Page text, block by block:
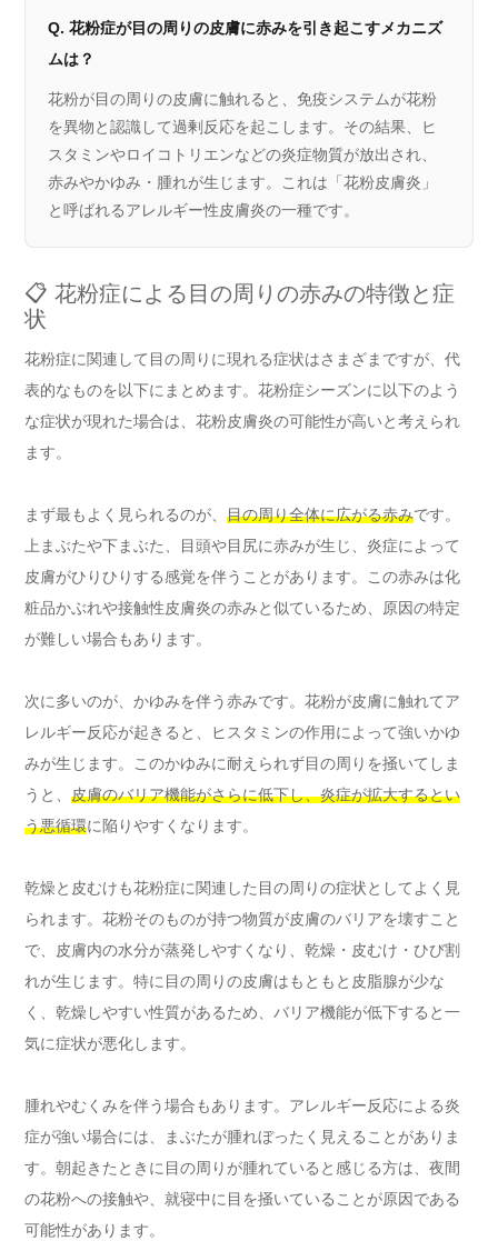
Q. 花粉症が目の周りの皮膚に赤みを引き起こすメカニズ
ムは？
花粉が目の周りの皮膚に触れると、免疫システムが花粉
を異物と認識して過剰反応を起こします。その結果、ヒ
スタミンやロイコトリエンなどの炎症物質が放出され、
赤みやかゆみ・腫れが生じます。これは「花粉皮膚炎」
と呼ばれるアレルギー性皮膚炎の一種です。
📋 花粉症による目の周りの赤みの特徴と症
状
花粉症に関連して目の周りに現れる症状はさまざまですが、代
表的なものを以下にまとめます。花粉症シーズンに以下のよう
な症状が現れた場合は、花粉皮膚炎の可能性が高いと考えられ
ます。
まず最もよく見られるのが、 目の周り全体に広がる赤みです。
上まぶたや下まぶた、目頭や目尻に赤みが生じ、炎症によって
皮膚がひりひりする感覚を伴うことがあります。この赤みは化
粧品かぶれや接触性皮膚炎の赤みと似ているため、原因の特定
が難しい場合もあります。
次に多いのが、かゆみを伴う赤みです。花粉が皮膚に触れてア
レルギー反応が起きると、ヒスタミンの作用によって強いかゆ
みが生じます。このかゆみに耐えられず目の周りを掻いてしま
うと、 皮膚のバリア機能がさらに低下し、炎症が拡大するとい
う悪循環に陥りやすくなります。
乾燥と皮むけも花粉症に関連した目の周りの症状としてよく見
られます。花粉そのものが持つ物質が皮膚のバリアを壊すこと
で、皮膚内の水分が蒸発しやすくなり、乾燥・皮むけ・ひび割
れが生じます。特に目の周りの皮膚はもともと皮脂腺が少な
く、乾燥しやすい性質があるため、バリア機能が低下すると一
気に症状が悪化します。
腫れやむくみを伴う場合もあります。アレルギー反応による炎
症が強い場合には、まぶたが腫れぼったく見えることがありま
す。朝起きたときに目の周りが腫れていると感じる方は、夜間
の花粉への接触や、就寝中に目を掻いていることが原因である
可能性があります。